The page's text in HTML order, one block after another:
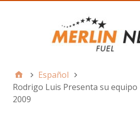
Español
Rodrigo Luis Presenta su
2009